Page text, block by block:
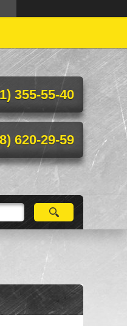
355-55-40
620-29-59